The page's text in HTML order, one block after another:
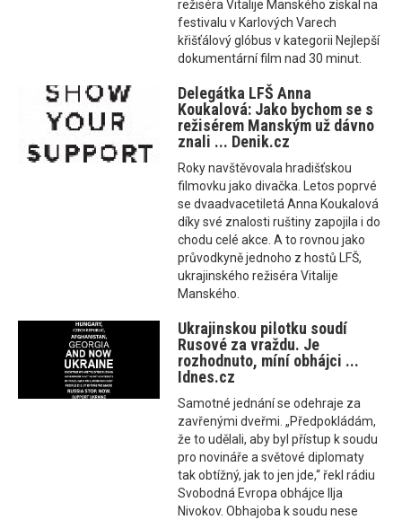
režiséra Vitalije Manského získal na
festivalu v Karlových Varech
křišťálový glóbus v kategorii Nejlepší
dokumentární film nad 30 minut.
Delegátka LFŠ Anna
Koukalová: Jako bychom se s
režisérem Manským už dávno
znali ... Denik.cz
Roky navštěvovala hradišťskou
filmovku jako divačka. Letos poprvé
se dvaadvacetiletá Anna Koukalová
díky své znalosti ruštiny zapojila i do
chodu celé akce. A to rovnou jako
průvodkyně jednoho z hostů LFŠ,
ukrajinského režiséra Vitalije
Manského.
Ukrajinskou pilotku soudí
Rusové za vraždu. Je
rozhodnuto, míní obhájci ...
Idnes.cz
Samotné jednání se odehraje za
zavřenými dveřmi. „Předpokládám,
že to udělali, aby byl přístup k soudu
pro novináře a světové diplomaty
tak obtížný, jak to jen jde,“ řekl rádiu
Svobodná Evropa obhájce Ilja
Nivokov. Obhajoba k soudu nese